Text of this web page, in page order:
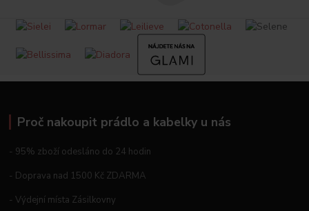
Proč nakoupit prádlo a kabelky u nás
- 95% zboží odesláno do 24 hodin
- Doprava nad 1500 Kč ZDARMA
- Výdejní místa Zásilkovny